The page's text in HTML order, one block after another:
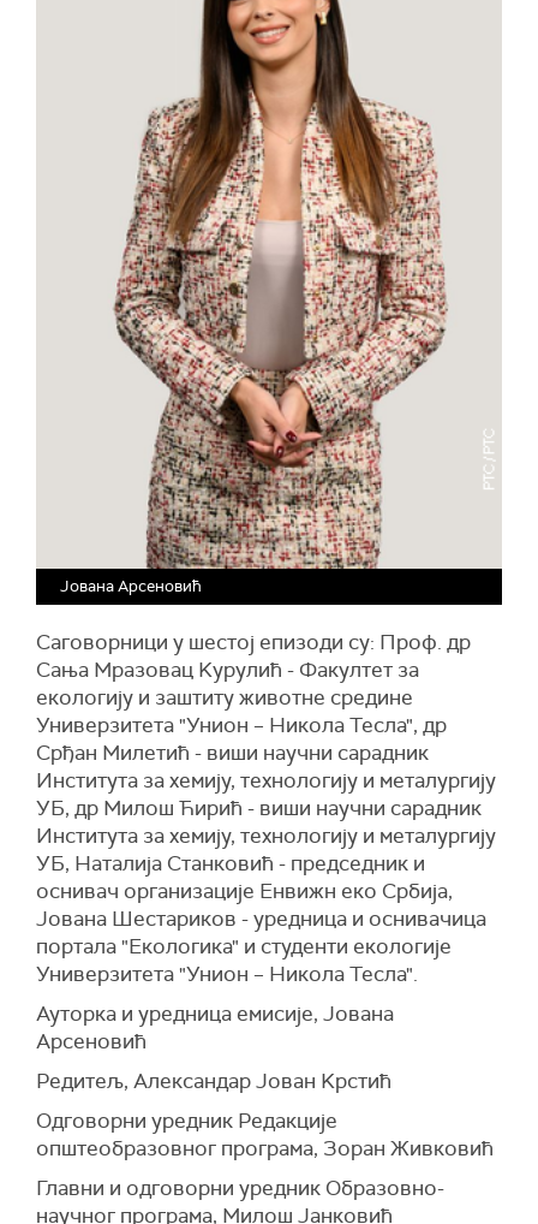
Јована Арсеновић
Саговорници у шестој епизоди су: Проф. др
Сања Мразовац Kурулић - Факултет за
екологију и заштиту животне средине
Универзитета "Унион – Никола Тесла", др
Срђан Милетић - виши научни сарадник
Института за хемију, технологију и металургију
УБ, др Милош Ћирић - виши научни сарадник
Института за хемију, технологију и металургију
УБ, Наталија Станковић - председник и
оснивач организације Енвижн еко Србија,
Јована Шестариков - уредница и оснивачица
портала "Екологика" и студенти екологије
Универзитета "Унион – Никола Тесла".
Ауторка и уредница емисије, Јована
Арсеновић
Редитељ, Александар Јован Kрстић
Одговорни уредник Редакције
општеобразовног програма, Зоран Живковић
Главни и одговорни уредник Образовно-
научног програма, Милош Јанковић